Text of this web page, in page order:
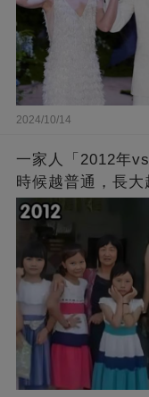
2024/10/14
一家人「2012年
時候越普通，長大